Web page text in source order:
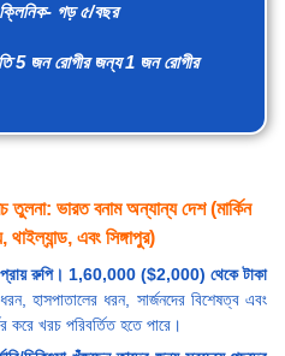
ক্লিনিক- গড় ৫/বছর
5 জন রোগীর জন্য 1 জন রোগীর
তুলনা: ভারত বনাম অন্যান্য দেশ (মার্কিন
এবং সিঙ্গাপুর)
প্রায় রুপি। 1,60,000 ($2,000) থেকে টাকা
হাসপাতালের ধরন, সার্জনদের বিশেষত্ব এবং
করে খরচ পরিবর্তিত হতে পারে।